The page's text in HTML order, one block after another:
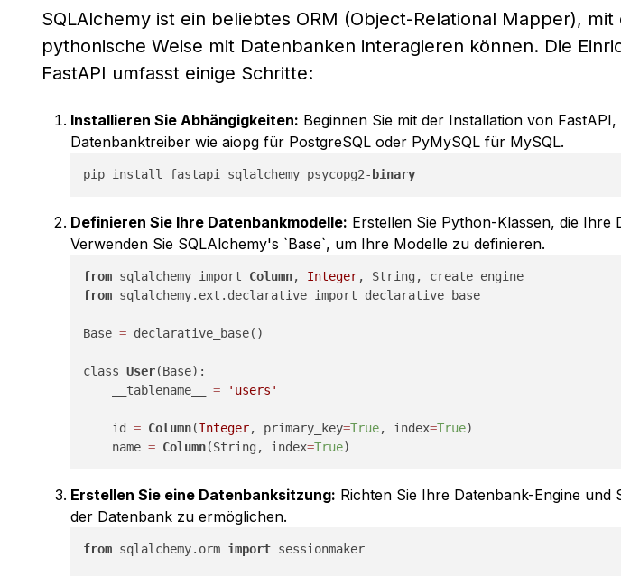
SQLAlchemy ist ein beliebtes ORM (Object-Relational Mapper),
pythonische Weise mit Datenbanken interagieren können. Die
FastAPI umfasst einige Schritte:
Installieren Sie Abhängigkeiten: Beginnen Sie mit der Installation von
Datenbanktreiber wie aiopg für PostgreSQL oder PyMySQL für MySQL.
pip install fastapi sqlalchemy psycopg2- binary
Definieren Sie Ihre Datenbankmodelle: Erstellen Sie Python-Klassen, die Ihre
Verwenden Sie SQLAlchemy's `Base`, um Ihre Modelle zu definieren.
from sqlalchemy import Column, Integer
, String, create_engine
from sqlalchemy.ext.declarative import declarative_base
Base = declarative_base()
class User(Base):
    __tablename__
= 'users'
    id
= Column(Integer, primary_key=True, index=True)
    name
= Column(String, index=True
Erstellen Sie eine Datenbanksitzung: Richten Sie Ihre Datenbank-Engine und
der Datenbank zu ermöglichen.
from sqlalchemy.orm import sessionmaker